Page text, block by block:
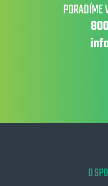
PORADÍME
O